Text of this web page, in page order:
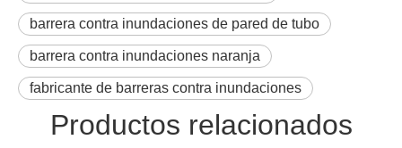
barrera contra inundaciones de pared de tubo
barrera contra inundaciones naranja
fabricante de barreras contra inundaciones
Productos relacionados